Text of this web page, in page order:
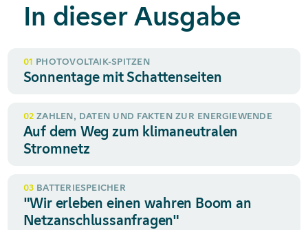
In dieser Ausgabe
01 PHOTOVOLTAIK-SPITZEN
Sonnentage mit Schattenseiten
02 ZAHLEN, DATEN UND FAKTEN ZUR ENERGIEWENDE
Auf dem Weg zum klimaneutralen
Stromnetz
03 BATTERIESPEICHER
"Wir erleben einen wahren Boom an
Netz­anschluss­anfragen"